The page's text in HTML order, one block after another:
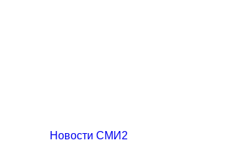
Новости СМИ2